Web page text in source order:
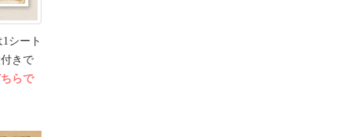
シート
きで
らで